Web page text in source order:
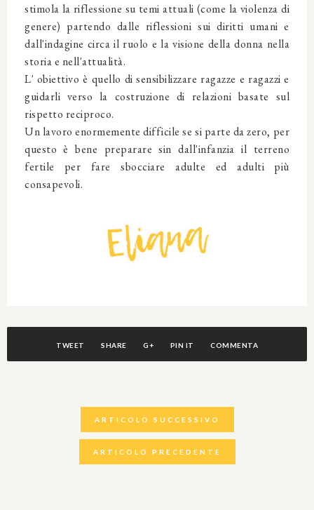
stimola la riflessione su temi attuali (come la violenza di
genere) partendo dalle riflessioni sui diritti umani e
dall'indagine circa il ruolo e la visione della donna nella
storia e nell'attualità.
L' obiettivo è quello di sensibilizzare ragazze e ragazzi e
guidarli verso la costruzione di relazioni basate sul
rispetto reciproco.
Un lavoro enormemente difficile se si parte da zero, per
questo è bene preparare sin dall'infanzia il terreno
fertile per fare sbocciare adulte ed adulti più
consapevoli.
TWEET SHARE G+ PIN IT COMMENTA
ARTICOLO SUCCESSIVO
ARTICOLO PRECEDENTE